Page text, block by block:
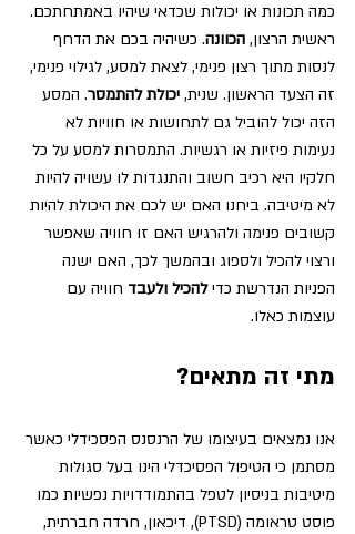
כמה תכונות או יכולות שכדאי שיהיו באמתחתכם.
ראשית הרצון, הכוונה. כשיהיה בכם את הדחף
לנסות מתוך רצון פנימי, לצאת למסע, לגילוי פנימי,
זה הצעד הראשון. שנית, יכולת להתמסר. המסע
הזה יכול להוביל גם לתחושות או חוויות לא
נעימות פיזיות או רגשיות. התמסרות למסע על כל
חלקיו היא רכיב חשוב והתנגדות לו עשויה להיות
לא מיטיבה. ביחנו האם יש לכם את היכולת להיות
קשובים פנימה ולהרגיש האם זו חוויה שאפשר
ורצוי להכיל ולספוג ובהמשך לכך, האם ישנה
הפניות הנדרשת כדי להכיל ולעבד חוויה עם
עוצמות כאלו.
מתי זה מתאים?
אנו נמצאים בעיצומו של הרנסנס הפסכידלי כאשר
מסתמן כי הטיפול הפסיכדלי הינו בעל סגולות
מיטיבות בניסיון לטפל בהתמודדויות נפשיות כמו
פוסט טראומה (PTSD), דיכאון, חרדה חברתית,